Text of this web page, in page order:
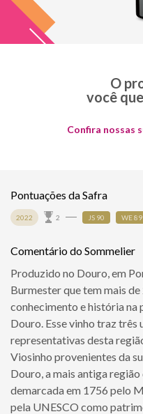
O
você
Confira nossas
Pontuações da Safra
2022 2 JS 90 WE 89
Comentário do Sommelier
Produzido no Douro, em
Burmester que tem mais de
conhecimento e história na
Douro. Esse vinho traz três
representativas desta
Viosinho provenientes da
Douro, a mais antiga região
demarcada em 1756 pelo
pela UNESCO como